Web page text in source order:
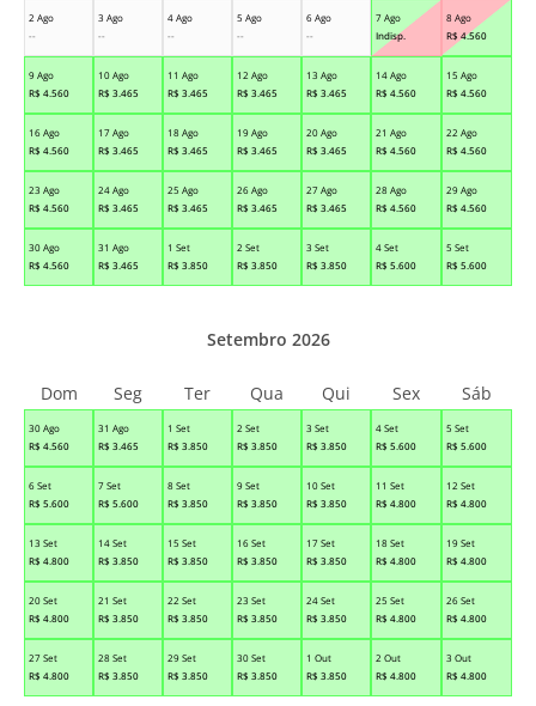
2 Ago
--
3 Ago
--
4 Ago
--
5 Ago
--
6 Ago
--
7 Ago
Indisp.
8 Ago
R$ 4.560
9 Ago
R$ 4.560
10 Ago
R$ 3.465
11 Ago
R$ 3.465
12 Ago
R$ 3.465
13 Ago
R$ 3.465
14 Ago
R$ 4.560
15 Ago
R$ 4.560
16 Ago
R$ 4.560
17 Ago
R$ 3.465
18 Ago
R$ 3.465
19 Ago
R$ 3.465
20 Ago
R$ 3.465
21 Ago
R$ 4.560
22 Ago
R$ 4.560
23 Ago
R$ 4.560
24 Ago
R$ 3.465
25 Ago
R$ 3.465
26 Ago
R$ 3.465
27 Ago
R$ 3.465
28 Ago
R$ 4.560
29 Ago
R$ 4.560
30 Ago
R$ 4.560
31 Ago
R$ 3.465
1 Set
R$ 3.850
2 Set
R$ 3.850
3 Set
R$ 3.850
4 Set
R$ 5.600
5 Set
R$ 5.600
30 Ago
R$ 4.560
31 Ago
R$ 3.465
1 Set
R$ 3.850
2 Set
R$ 3.850
3 Set
R$ 3.850
4 Set
R$ 5.600
5 Set
R$ 5.600
6 Set
R$ 5.600
7 Set
R$ 5.600
8 Set
R$ 3.850
9 Set
R$ 3.850
10 Set
R$ 3.850
11 Set
R$ 4.800
12 Set
R$ 4.800
13 Set
R$ 4.800
14 Set
R$ 3.850
15 Set
R$ 3.850
16 Set
R$ 3.850
17 Set
R$ 3.850
18 Set
R$ 4.800
19 Set
R$ 4.800
20 Set
R$ 4.800
21 Set
R$ 3.850
22 Set
R$ 3.850
23 Set
R$ 3.850
24 Set
R$ 3.850
25 Set
R$ 4.800
26 Set
R$ 4.800
27 Set
R$ 4.800
28 Set
R$ 3.850
29 Set
R$ 3.850
30 Set
R$ 3.850
1 Out
R$ 3.850
2 Out
R$ 4.800
3 Out
R$ 4.800
Setembro 2026
Dom Seg Ter Qua Qui Sex Sáb